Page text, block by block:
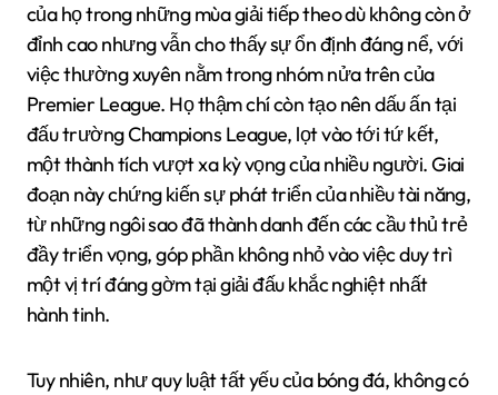
của họ trong những mùa giải tiếp theo dù không còn ở
đỉnh cao nhưng vẫn cho thấy sự ổn định đáng nể, với
việc thường xuyên nằm trong nhóm nửa trên của
Premier League. Họ thậm chí còn tạo nên dấu ấn tại
đấu trường Champions League, lọt vào tới tứ kết,
một thành tích vượt xa kỳ vọng của nhiều người. Giai
đoạn này chứng kiến sự phát triển của nhiều tài năng,
từ những ngôi sao đã thành danh đến các cầu thủ trẻ
đầy triển vọng, góp phần không nhỏ vào việc duy trì
một vị trí đáng gờm tại giải đấu khắc nghiệt nhất
hành tinh.
Tuy nhiên, như quy luật tất yếu của bóng đá, không có